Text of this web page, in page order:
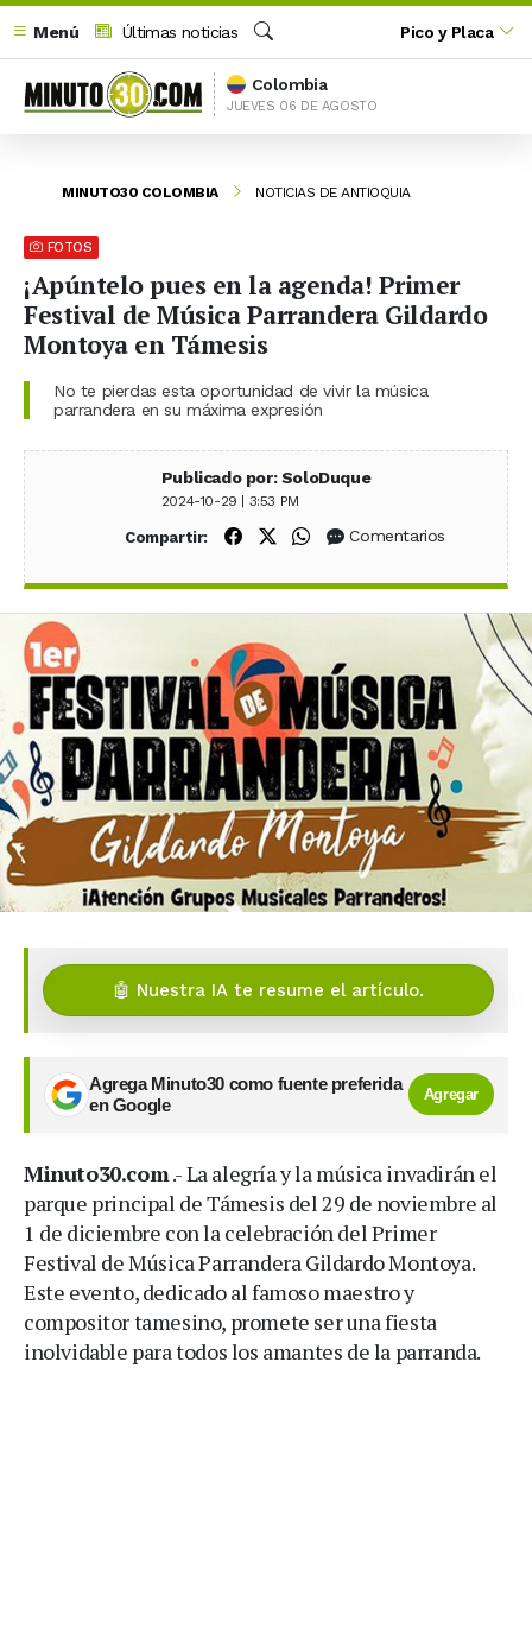
Menú
Últimas noticias
Buscar
Pico y Placa
Colombia
JUEVES 06 DE AGOSTO
MINUTO30 COLOMBIA NOTICIAS DE ANTIOQUIA
FOTOS
¡Apúntelo pues en la agenda! Primer
Festival de Música Parrandera Gildardo
Montoya en Támesis
No te pierdas esta oportunidad de vivir la música
parrandera en su máxima expresión
Publicado por: SoloDuque
2024-10-29 | 3:53 PM
Compartir: Compartir en Facebook
Compartir en X (Twitter)
Compartir en WhatsApp
Comentarios
🤖 Nuestra IA te resume el artículo.
Agrega Minuto30 como fuente preferida
en Google
Agregar
Minuto30.com.- La alegría y la música invadirán el
parque principal de Támesis del 29 de noviembre al
1 de diciembre con la celebración del Primer
Festival de Música Parrandera Gildardo Montoya.
Este evento, dedicado al famoso maestro y
compositor tamesino, promete ser una fiesta
inolvidable para todos los amantes de la parranda.